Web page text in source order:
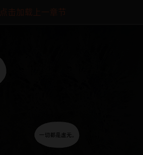
点击加载上一章节